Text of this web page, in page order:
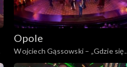
Opole
Wojciech Gąssowski – „Gdzie się
podziały tamte prywatki”. 62.